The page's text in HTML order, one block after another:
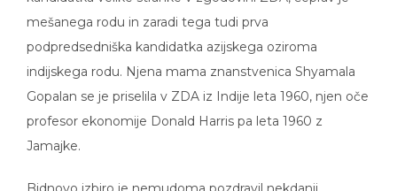
mešanega rodu in zaradi tega tudi prva
podpredsedniška kandidatka azijskega oziroma
indijskega rodu. Njena mama znanstvenica Shyamala
Gopalan se je priselila v ZDA iz Indije leta 1960, njen oče
profesor ekonomije Donald Harris pa leta 1960 z
Jamajke.